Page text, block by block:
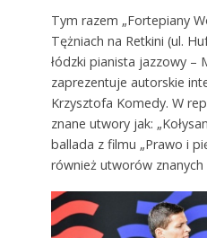
Tym razem „Fortepiany
Tężniach na Retkini (ul.
łódzki pianista jazzowy –
zaprezentuje autorskie
Krzysztofa Komedy. W
znane utwory jak:
ballada z filmu „Prawo i
również utworów znanych